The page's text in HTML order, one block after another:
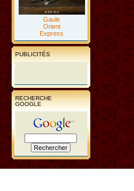
Gaule
Orient
Express
PUBLICITÉS
RECHERCHE
GOOGLE